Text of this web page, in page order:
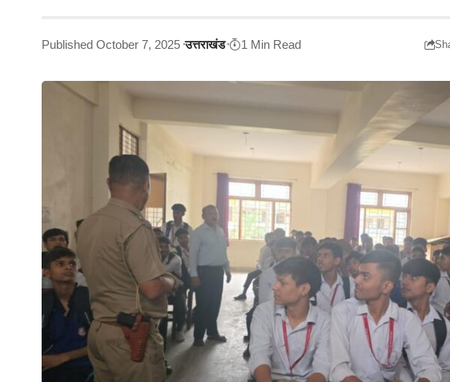
Published October 7, 2025 उत्तराखंड 1 Min Read